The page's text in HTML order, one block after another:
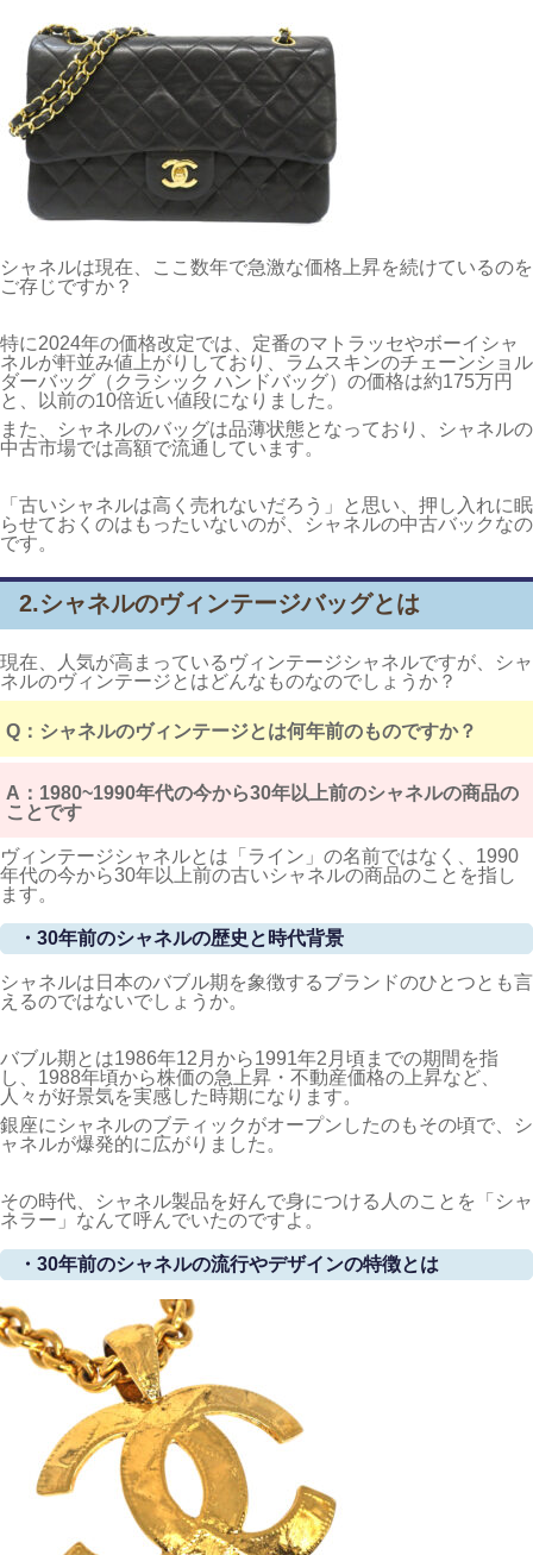
シャネルは現在、ここ数年で急激な価格上昇を続けているのを
ご存じですか？
特に2024年の価格改定では、定番のマトラッセやボーイシャ
ネルが軒並み値上がりしており、ラムスキンのチェーンショル
ダーバッグ（クラシック ハンドバッグ）の価格は約175万円
と、以前の10倍近い値段になりました。
また、シャネルのバッグは品薄状態となっており、シャネルの
中古市場では高額で流通しています。
「古いシャネルは高く売れないだろう」と思い、押し入れに眠
らせておくのはもったいないのが、シャネルの中古バックなの
です。
2.シャネルのヴィンテージバッグとは
現在、人気が高まっているヴィンテージシャネルですが、シャ
ネルのヴィンテージとはどんなものなのでしょうか？
Q：シャネルのヴィンテージとは何年前のものですか？
A：1980~1990年代の今から30年以上前のシャネルの商品の
ことです
ヴィンテージシャネルとは「ライン」の名前ではなく、1990
年代の今から30年以上前の古いシャネルの商品のことを指し
ます。
・30年前のシャネルの歴史と時代背景
シャネルは日本のバブル期を象徴するブランドのひとつとも言
えるのではないでしょうか。
バブル期とは1986年12月から1991年2月頃までの期間を指
し、1988年頃から株価の急上昇・不動産価格の上昇など、
人々が好景気を実感した時期になります。
銀座にシャネルのブティックがオープンしたのもその頃で、シ
ャネルが爆発的に広がりました。
その時代、シャネル製品を好んで身につける人のことを「シャ
ネラー」なんて呼んでいたのですよ。
・30年前のシャネルの流行やデザインの特徴とは